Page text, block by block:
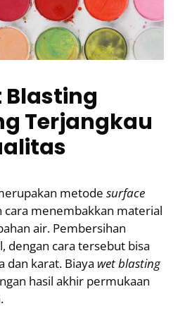
Blasting
Terjangkau
metode surface
cara menembakkan material
air. Pembersihan
dengan cara tersebut bisa
dan karat. Biaya wet blasting
hasil akhir permukaan